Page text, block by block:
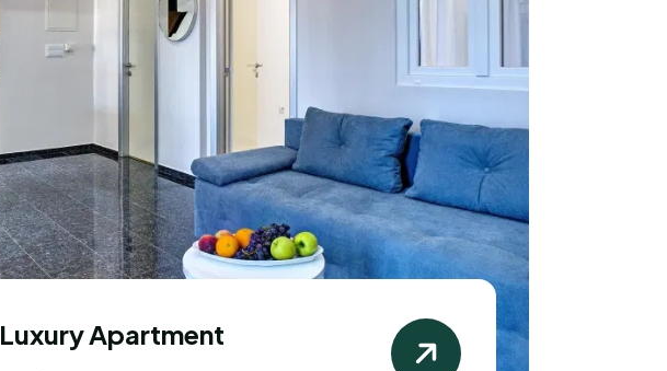
Luxury Apartment
Izuzetno
Apartman je bio nevjerojatan s lijepim balkonom. Strana
s pogledom na more bila je predivna. Domaćini su bili
jako ljubazni, pružili su punu podršku i pripremili
prekrasnu večeru za nas. Odlična usluga. Definitivno ću
se vratiti.